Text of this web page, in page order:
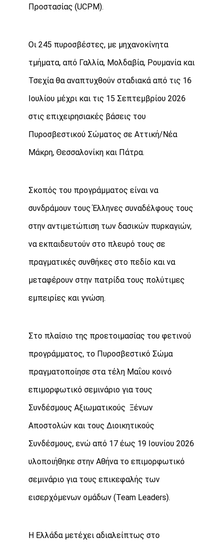
Προστασίας (UCPM).
Οι 245 πυροσβέστες, με μηχανοκίνητα
τμήματα, από Γαλλία, Μολδαβία, Ρουμανία και
Τσεχία θα αναπτυχθούν σταδιακά από τις 16
Ιουλίου μέχρι και τις 15 Σεπτεμβρίου 2026
στις επιχειρησιακές βάσεις του
Πυροσβεστικού Σώματος σε Αττική/Νέα
Μάκρη, Θεσσαλονίκη και Πάτρα.
Σκοπός του προγράμματος είναι να
συνδράμουν τους Έλληνες συναδέλφους τους
στην αντιμετώπιση των δασικών πυρκαγιών,
να εκπαιδευτούν στο πλευρό τους σε
πραγματικές συνθήκες στο πεδίο και να
μεταφέρουν στην πατρίδα τους πολύτιμες
εμπειρίες και γνώση.
Στο πλαίσιο της προετοιμασίας του φετινού
προγράμματος, το Πυροσβεστικό Σώμα
πραγματοποίησε στα τέλη Μαΐου κοινό
επιμορφωτικό σεμινάριο για τους
Συνδέσμους Αξιωματικούς Ξένων
Αποστολών και τους Διοικητικούς
Συνδέσμους, ενώ από 17 έως 19 Ιουνίου 2026
υλοποιήθηκε στην Αθήνα το επιμορφωτικό
σεμινάριο για τους επικεφαλής των
εισερχόμενων ομάδων (Team Leaders).
Η Ελλάδα μετέχει αδιαλείπτως στο